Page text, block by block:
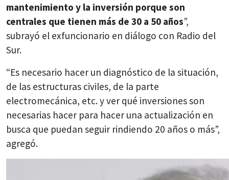
mantenimiento y la inversión porque son
centrales que tienen más de 30 a 50 años”,
subrayó el exfuncionario en diálogo con Radio del
Sur.
“Es necesario hacer un diagnóstico de la situación,
de las estructuras civiles, de la parte
electromecánica, etc. y ver qué inversiones son
necesarias hacer para hacer una actualización en
busca que puedan seguir rindiendo 20 años o más”,
agregó.